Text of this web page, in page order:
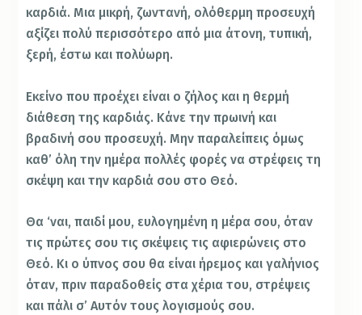
καρδιά. Μια μικρή, ζωντανή, ολόθερμη προσευχή
αξίζει πολύ περισσότερο από μια άτονη, τυπική,
ξερή, έστω και πολύωρη.
Εκείνο που προέχει είναι ο ζήλος και η θερμή
διάθεση της καρδιάς. Κάνε την πρωινή και
βραδινή σου προσευχή. Μην παραλείπεις όμως
καθ’ όλη την ημέρα πολλές φορές να στρέφεις τη
σκέψη και την καρδιά σου στο Θεό.
Θα ‘ναι, παιδί μου, ευλογημένη η μέρα σου, όταν
τις πρώτες σου τις σκέψεις τις αφιερώνεις στο
Θεό. Κι ο ύπνος σου θα είναι ήρεμος και γαλήνιος
όταν, πριν παραδοθείς στα χέρια του, στρέψεις
και πάλι σ’ Αυτόν τους λογισμούς σου.